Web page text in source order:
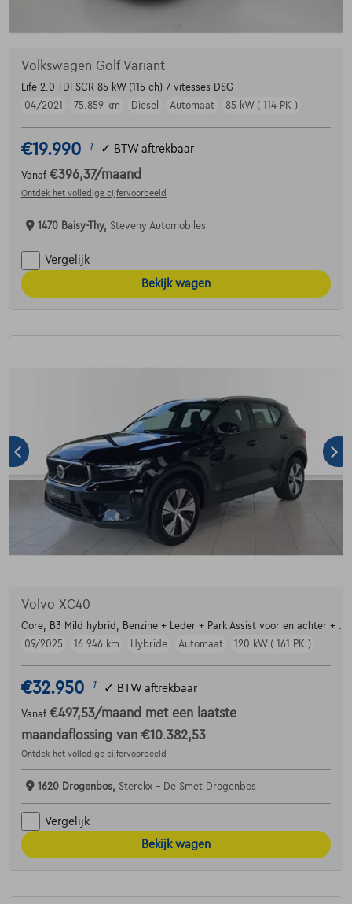
Volkswagen Golf Variant
Life 2.0 TDI SCR 85 kW (115 ch) 7 vitesses DSG
04/2021
75.859 km Diesel Automaat 85 kW ( 114 PK )
€19.990 1 ✓ BTW aftrekbaar
Vanaf €396,37/maand
Ontdek het volledige cijfervoorbeeld
1470 Baisy-Thy, Steveny Automobiles
Vergelijk
Bekijk wagen
Volvo XC40
Core, B3 Mild hybrid, Benzine + Leder + Park Assist voor en achter + ....
09/2025
16.946 km Hybride Automaat 120 kW ( 161 PK )
€32.950 1 ✓ BTW aftrekbaar
Vanaf €497,53/maand met een laatste
maandaflossing van €10.382,53
Ontdek het volledige cijfervoorbeeld
1620 Drogenbos, Sterckx - De Smet Drogenbos
Vergelijk
Bekijk wagen